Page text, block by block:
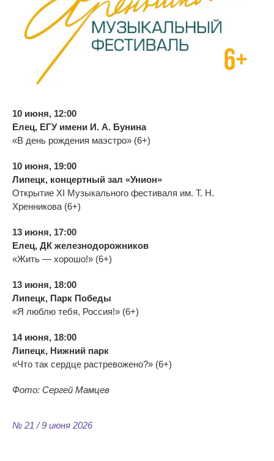
10 июня, 12:00
Елец, ЕГУ имени И. А. Бунина
«В день рождения маэстро» (6+)
10 июня, 19:00
Липецк, концертный зал «Унион»
Открытие XI Музыкального фестиваля им. Т. Н.
Хренникова (6+)
13 июня, 17:00
Елец, ДК железнодорожников
«Жить — хорошо!» (6+)
13 июня, 18:00
Липецк, Парк Победы
«Я люблю тебя, Россия!» (6+)
14 июня, 18:00
Липецк, Нижний парк
«Что так сердце растревожено?» (6+)
Фото: Сергей Мамцев
№ 21 / 9 июня 2026